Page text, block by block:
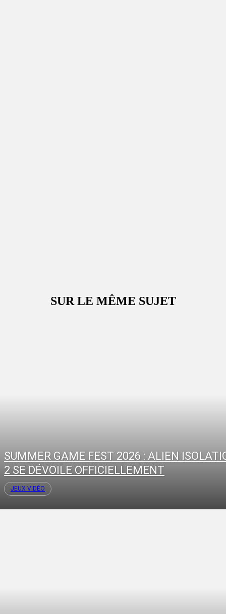
SUR LE MÊME SUJET
SUMMER GAME FEST 2026 : ALIEN
2 SE DÉVOILE OFFICIELLEMENT
JEUX VIDÉO